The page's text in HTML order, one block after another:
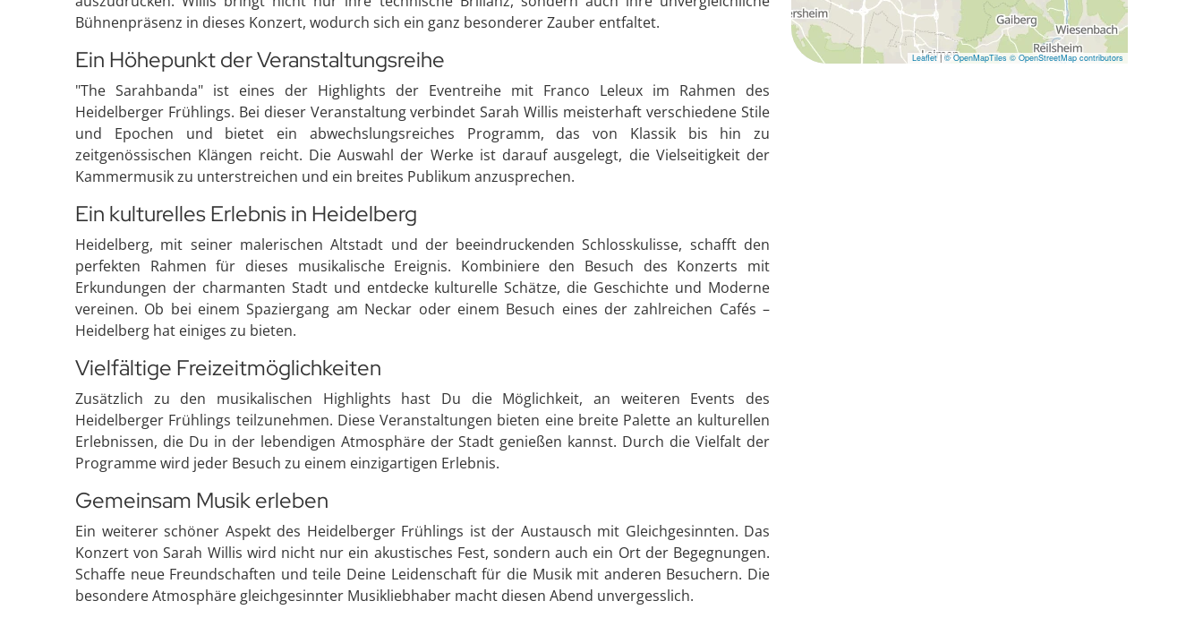
Bühnenpräsenz in dieses Konzert, wodurch sich ein ganz besonderer Zauber entfaltet.
Ein Höhepunkt der Veranstaltungsreihe
"The Sarahbanda" ist eines der Highlights der Eventreihe mit Franco Leleux im Rahmen des
Heidelberger Frühlings. Bei dieser Veranstaltung verbindet Sarah Willis meisterhaft verschiedene Stile
und Epochen und bietet ein abwechslungsreiches Programm, das von Klassik bis hin zu
zeitgenössischen Klängen reicht. Die Auswahl der Werke ist darauf ausgelegt, die Vielseitigkeit der
Kammermusik zu unterstreichen und ein breites Publikum anzusprechen.
Ein kulturelles Erlebnis in Heidelberg
Heidelberg, mit seiner malerischen Altstadt und der beeindruckenden Schlosskulisse, schafft den
perfekten Rahmen für dieses musikalische Ereignis. Kombiniere den Besuch des Konzerts mit
Erkundungen der charmanten Stadt und entdecke kulturelle Schätze, die Geschichte und Moderne
vereinen. Ob bei einem Spaziergang am Neckar oder einem Besuch eines der zahlreichen Cafés –
Heidelberg hat einiges zu bieten.
Vielfältige Freizeitmöglichkeiten
Zusätzlich zu den musikalischen Highlights hast Du die Möglichkeit, an weiteren Events des
Heidelberger Frühlings teilzunehmen. Diese Veranstaltungen bieten eine breite Palette an kulturellen
Erlebnissen, die Du in der lebendigen Atmosphäre der Stadt genießen kannst. Durch die Vielfalt der
Programme wird jeder Besuch zu einem einzigartigen Erlebnis.
Gemeinsam Musik erleben
Ein weiterer schöner Aspekt des Heidelberger Frühlings ist der Austausch mit Gleichgesinnten. Das
Konzert von Sarah Willis wird nicht nur ein akustisches Fest, sondern auch ein Ort der Begegnungen.
Schaffe neue Freundschaften und teile Deine Leidenschaft für die Musik mit anderen Besuchern. Die
besondere Atmosphäre gleichgesinnter Musikliebhaber macht diesen Abend unvergesslich.
Leaflet | © OpenMapTiles © OpenStreetMap contributors